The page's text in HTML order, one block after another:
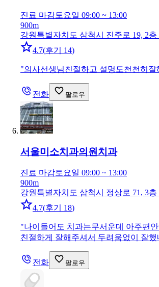
진료 마감토요일 09:00 ~ 13:00
900m
강원특별자치도 삼척시 진주로 19, 2층
4.7(후기 14)
"의사선생님친절하고 설명도천천히잘
전화 팔로우
서울미소치과의원 치과
진료 마감토요일 09:00 ~ 13:00
900m
강원특별자치도 삼척시 정상로 71, 3층
4.7(후기 18)
"나이들어도 치과는무서운데 아주편
친절하게 잘해주셔서 두려움없이 잘했
전화 팔로우